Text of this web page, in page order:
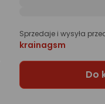
Sprzedaje i wysyła
krainagsm
Do